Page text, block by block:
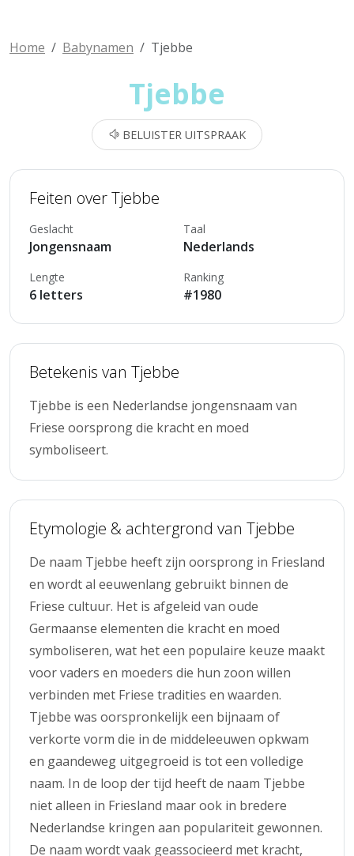
Home Babynamen Tjebbe
Tjebbe
BELUISTER UITSPRAAK
Feiten over Tjebbe
Geslacht
Jongensnaam
Taal
Nederlands
Lengte
6 letters
Ranking
#1980
Betekenis van Tjebbe
Tjebbe is een Nederlandse jongensnaam van
Friese oorsprong die kracht en moed
symboliseert.
Etymologie & achtergrond van Tjebbe
De naam Tjebbe heeft zijn oorsprong in Friesland
en wordt al eeuwenlang gebruikt binnen de
Friese cultuur. Het is afgeleid van oude
Germaanse elementen die kracht en moed
symboliseren, wat het een populaire keuze maakt
voor vaders en moeders die hun zoon willen
verbinden met Friese tradities en waarden.
Tjebbe was oorspronkelijk een bijnaam of
verkorte vorm die in de middeleeuwen opkwam
en gaandeweg uitgegroeid is tot een volledige
naam. In de loop der tijd heeft de naam Tjebbe
niet alleen in Friesland maar ook in bredere
Nederlandse kringen aan populariteit gewonnen.
De naam wordt vaak geassocieerd met kracht,